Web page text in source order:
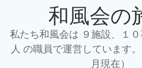
和風会の
私たち和風会は ９施設、１
人 の職員で運営しています
月現在）